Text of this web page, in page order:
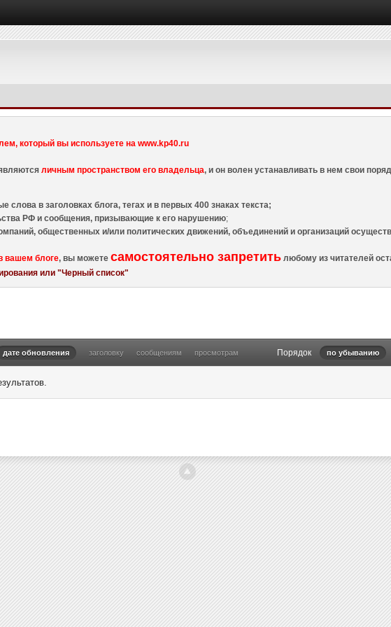
который вы используете на www.kp40.ru
личным пространством его владельца, и он волен устанавливать в нем свои
в заголовках блога, тегах и в первых 400 знаках текста;
РФ и сообщения, призывающие к его нарушению;
общественных и/или политических движений, объединений и организаций
вашем блоге, вы можетесамостоятельно запретить любому из читателей
или "Черный список"
дате обновления заголовку сообщениям просмотрам Порядок по убыванию